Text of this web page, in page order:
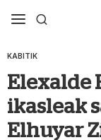
KABITIK
Elexalde
ikasleak
Elhuyar